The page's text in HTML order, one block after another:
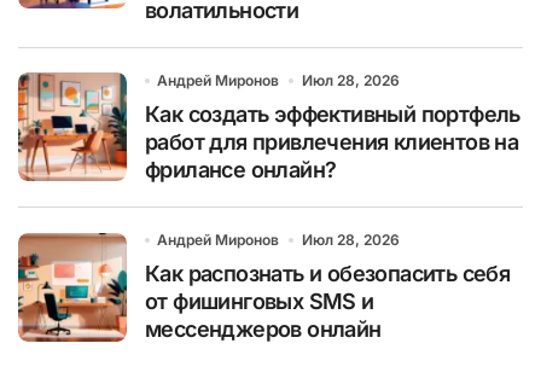
волатильности
Андрей Миронов Июл 28, 2026
Как создать эффективный портфель
работ для привлечения клиентов на
фрилансе онлайн?
Андрей Миронов Июл 28, 2026
Как распознать и обезопасить себя
от фишинговых SMS и
мессенджеров онлайн